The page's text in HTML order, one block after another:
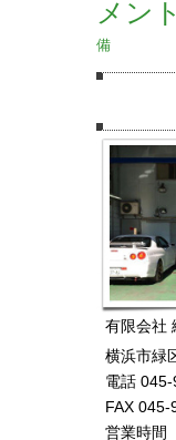
メン
備
有限会社
横浜市緑
電話
FAX
営業時